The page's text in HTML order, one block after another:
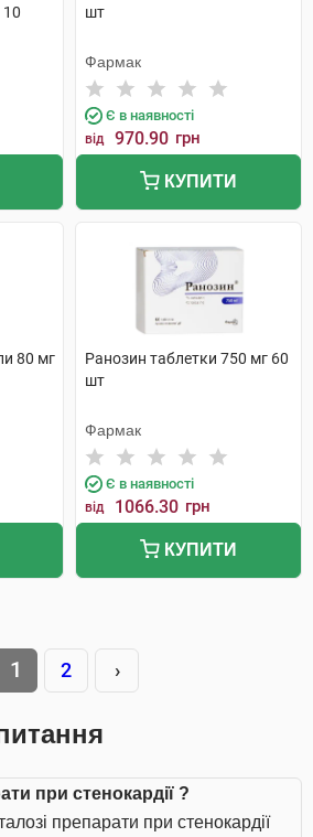
10
шт
Фармак
Є в наявності
від 970.90 грн
КУПИТИ
80 мг
Ранозин таблетки 750 мг 60
шт
Фармак
Є в наявності
від 1066.30 грн
КУПИТИ
1 2 ›
при стенокардії ?
препарати при стенокардії